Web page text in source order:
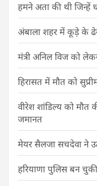
हमने अता की थी जिन्हें
अंबाला शहर में कूड़े के
मंत्री अनिल विज को
हिरासत में मौत को
वीरेश शांडिल्य को मौत
जमानत
मेयर सैलजा सचदेवा ने
हरियाणा पुलिस बन